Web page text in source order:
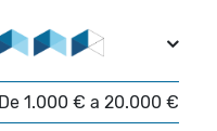
De 1.000 € a 20.000 €